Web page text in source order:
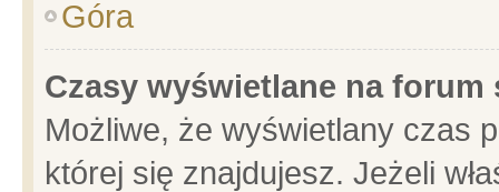
Góra
Czasy wyświetlane na forum
Możliwe, że wyświetlany czas
której się znajdujesz. Jeżeli